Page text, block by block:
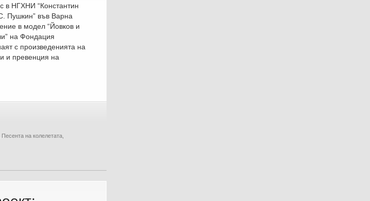
ХРИСТИЯНСКИТЕ
НЕФОРМАЛНОТО
ОБУЧЕНИЕ
ПО
ЛИТЕРАТУРА
в НГХНИ “Константин
Пушкин” във Варна
в модел “Йовков и
на Фондация
с произведенията на
и превенция на
Песента на колелетата